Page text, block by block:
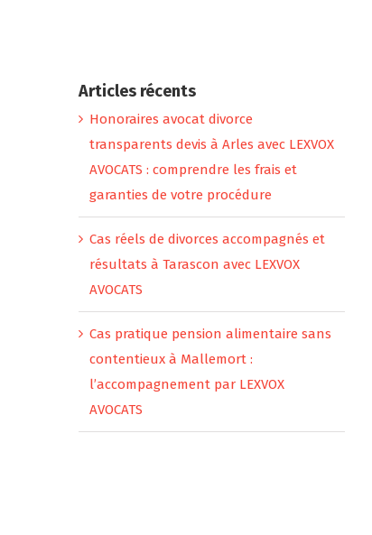
Articles récents
Honoraires avocat divorce
transparents devis à Arles avec LEXVOX
AVOCATS : comprendre les frais et
garanties de votre procédure
Cas réels de divorces accompagnés et
résultats à Tarascon avec LEXVOX
AVOCATS
Cas pratique pension alimentaire sans
contentieux à Mallemort :
l’accompagnement par LEXVOX
AVOCATS